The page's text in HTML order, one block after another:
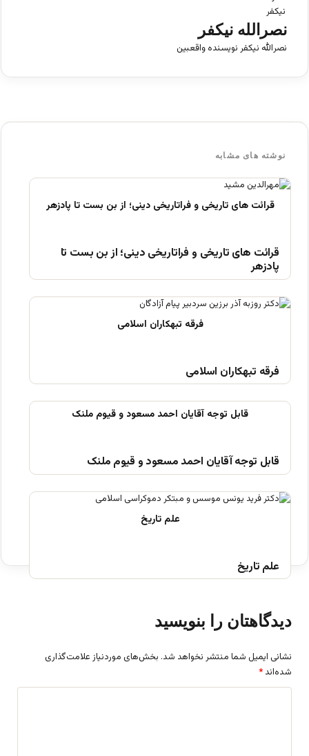
نصرالله نیکفر
نصرالله نیکفر نویسنده واقعبین
نوشته های مشابه
قرائت های تاریخی و فراتاریخی دینی؛ از بن بست تا
پادزهر
فرقه تبهکاران اسلامی
قابل توجه آقایان احمد مسعود و قیوم ملنک
علم تاریخ
دیدگاهتان را بنویسید
نشانی ایمیل شما منتشر نخواهد شد. بخش‌های موردنیاز علامت‌گذاری
شده‌اند *